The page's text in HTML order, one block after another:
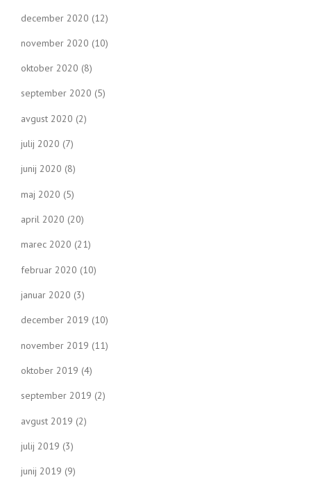
december 2020 (12)
november 2020 (10)
oktober 2020 (8)
september 2020 (5)
avgust 2020 (2)
julij 2020 (7)
junij 2020 (8)
maj 2020 (5)
april 2020 (20)
marec 2020 (21)
februar 2020 (10)
januar 2020 (3)
december 2019 (10)
november 2019 (11)
oktober 2019 (4)
september 2019 (2)
avgust 2019 (2)
julij 2019 (3)
junij 2019 (9)